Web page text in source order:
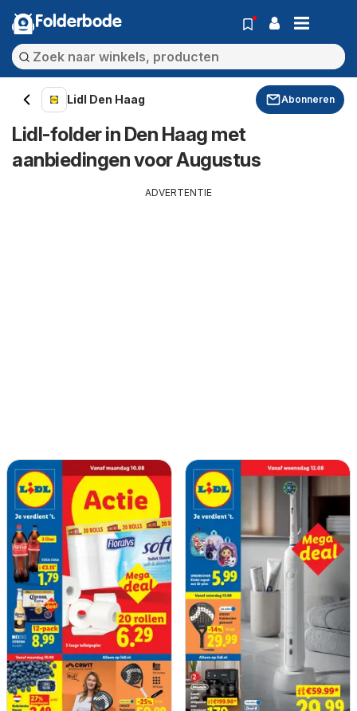
Folderbode
Lidl Den Haag Abonneren
Lidl-folder in Den Haag met
aanbiedingen voor Augustus
ADVERTENTIE